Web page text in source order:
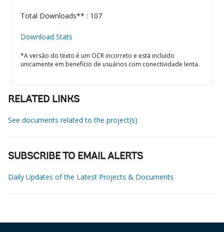
Total Downloads** : 107
Download Stats
*A versão do texto é um OCR incorreto e está incluído
unicamente em benefício de usuários com conectividade lenta.
RELATED LINKS
See documents related to the project(s)
SUBSCRIBE TO EMAIL ALERTS
Daily Updates of the Latest Projects & Documents